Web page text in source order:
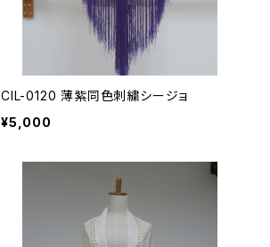
CIL-0120 薄紫同色刺繍シージョ
¥5,000